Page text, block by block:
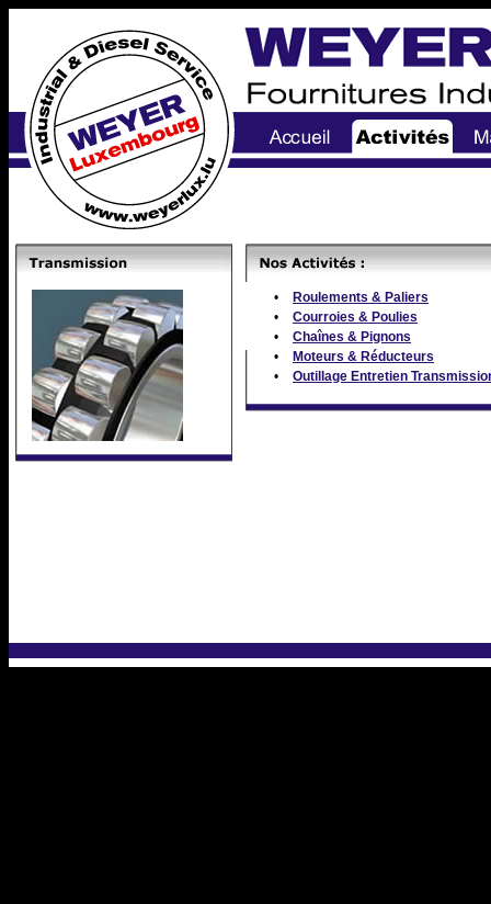
•
Roulements & Paliers
•
Courroies & Poulies
•
Chaînes & Pignons
•
Moteurs & Réducteurs
•
Outillage Entretien